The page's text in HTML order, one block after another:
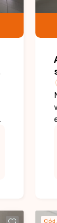
Cód.